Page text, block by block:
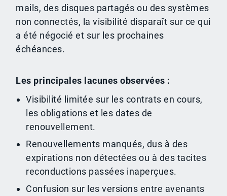
mails, des disques partagés ou des systèmes
non connectés, la visibilité disparaît sur ce qui
a été négocié et sur les prochaines
échéances.
Les principales lacunes observées :
Visibilité limitée sur les contrats en cours,
les obligations et les dates de
renouvellement.
Renouvellements manqués, dus à des
expirations non détectées ou à des tacites
reconductions passées inaperçues.
Confusion sur les versions entre avenants